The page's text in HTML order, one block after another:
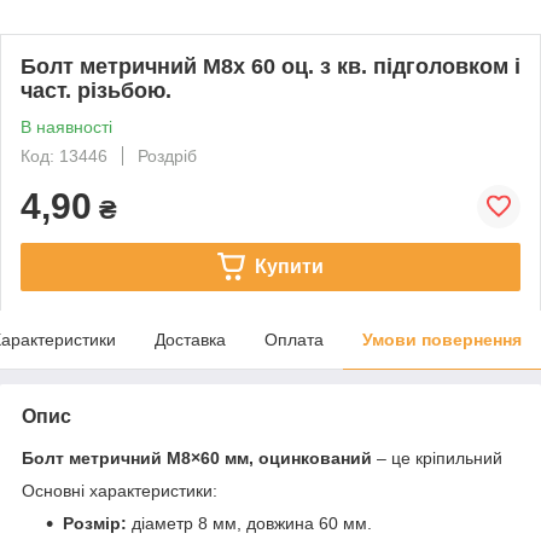
Болт метричний M8x 60 оц. з кв. підголовком і
част. різьбою.
В наявності
Код: 13446
Роздріб
4,90 ₴
Купити
Доставка Оплата Умови повернення
Опис
Болт метричний M8×60 мм, оцинкований – це кріпильний
Основні характеристики:
Розмір: діаметр 8 мм, довжина 60 мм.